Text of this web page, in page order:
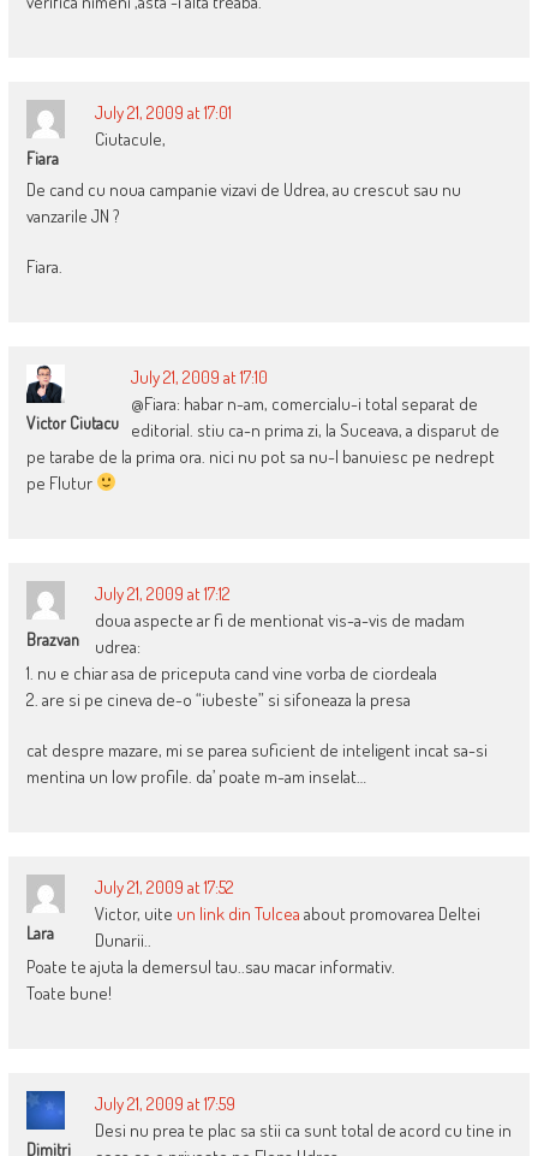
Fiara
July 21, 2009 at 17:01
Ciutacule,
De cand cu noua campanie vizavi de Udrea, au crescut sau nu
vanzarile JN ?
Fiara.
Victor Ciutacu
July 21, 2009 at 17:10
@Fiara: habar n-am, comercialu-i total separat de
editorial. stiu ca-n prima zi, la Suceava, a disparut de
pe tarabe de la prima ora. nici nu pot sa nu-l banuiesc pe nedrept
pe Flutur
Brazvan
July 21, 2009 at 17:12
doua aspecte ar fi de mentionat vis-a-vis de madam
udrea:
1. nu e chiar asa de priceputa cand vine vorba de ciordeala
2. are si pe cineva de-o “iubeste” si sifoneaza la presa
cat despre mazare, mi se parea suficient de inteligent incat sa-si
mentina un low profile. da’ poate m-am inselat…
Lara
July 21, 2009 at 17:52
Victor, uite un link din Tulcea about promovarea Deltei
Dunarii..
Poate te ajuta la demersul tau..sau macar informativ.
Toate bune!
Dimitri
July 21, 2009 at 17:59
Desi nu prea te plac sa stii ca sunt total de acord cu tine in